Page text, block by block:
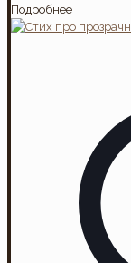
Подробнее